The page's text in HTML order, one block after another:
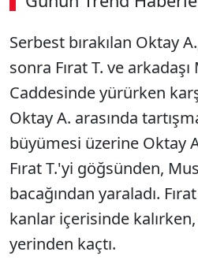
00:02 / 02:14
Serbest bırakılan Oktay
sonra Fırat T. ve
Caddesinde yürürken
Oktay A. arasında
büyümesi üzerine Oktay
Fırat T.'yi göğsünden,
bacağından yaraladı.
kanlar içerisinde
yerinden kaçtı.